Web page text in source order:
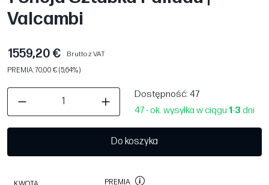
Valcambi
1559,20 €
Brutto z VAT
PREMIA: 70,00 € (5,64%)
Dostępność: 47
47 - ok. wysyłka w ciągu 1-3 dni
Do koszyka
PREMIA